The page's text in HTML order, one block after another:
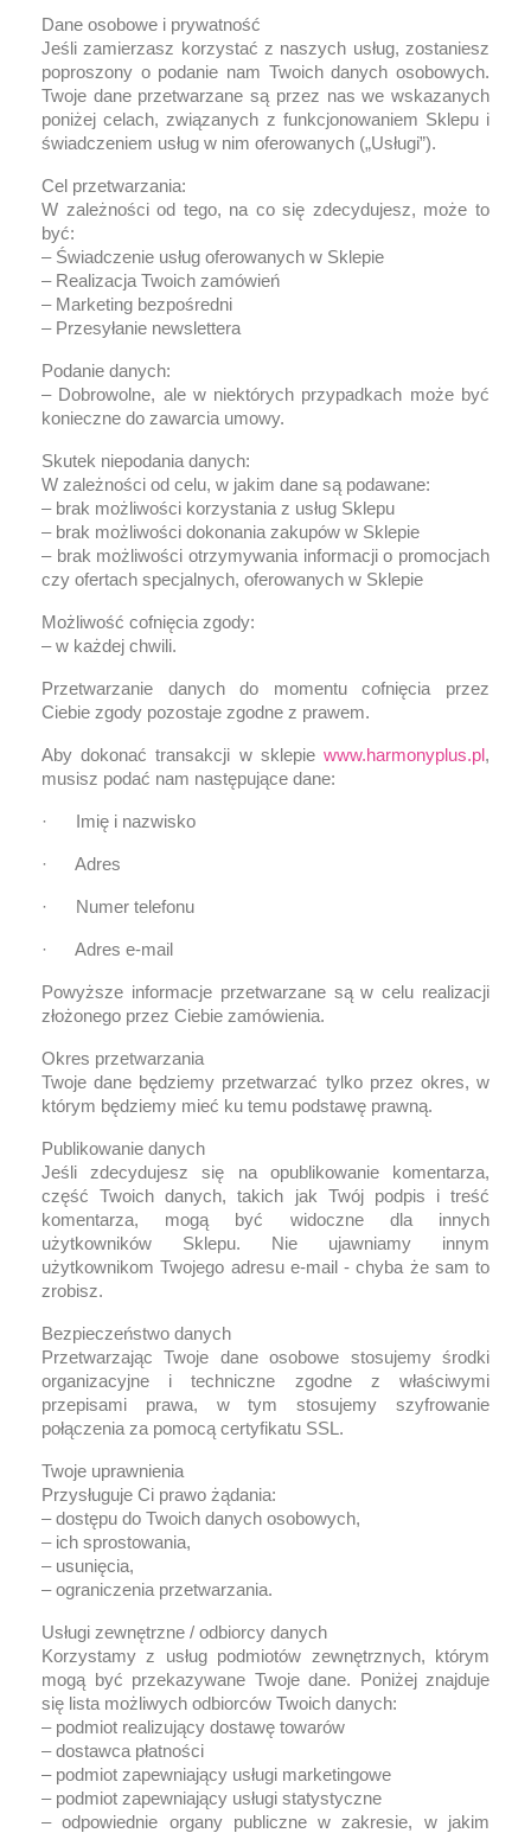
Dane osobowe i prywatność
Jeśli zamierzasz korzystać z naszych usług, zostaniesz
poproszony o podanie nam Twoich danych osobowych.
Twoje dane przetwarzane są przez nas we wskazanych
poniżej celach, związanych z funkcjonowaniem Sklepu i
świadczeniem usług w nim oferowanych („Usługi”).
Cel przetwarzania:
W zależności od tego, na co się zdecydujesz, może to
być:
– Świadczenie usług oferowanych w Sklepie
– Realizacja Twoich zamówień
– Marketing bezpośredni
– Przesyłanie newslettera
Podanie danych:
– Dobrowolne, ale w niektórych przypadkach może być
konieczne do zawarcia umowy.
Skutek niepodania danych:
W zależności od celu, w jakim dane są podawane:
– brak możliwości korzystania z usług Sklepu
– brak możliwości dokonania zakupów w Sklepie
– brak możliwości otrzymywania informacji o promocjach
czy ofertach specjalnych, oferowanych w Sklepie
Możliwość cofnięcia zgody:
– w każdej chwili.
Przetwarzanie danych do momentu cofnięcia przez
Ciebie zgody pozostaje zgodne z prawem.
Aby dokonać transakcji w sklepie www.harmonyplus.pl,
musisz podać nam następujące dane:
· Imię i nazwisko
· Adres
· Numer telefonu
· Adres e-mail
Powyższe informacje przetwarzane są w celu realizacji
złożonego przez Ciebie zamówienia.
Okres przetwarzania
Twoje dane będziemy przetwarzać tylko przez okres, w
którym będziemy mieć ku temu podstawę prawną.
Publikowanie danych
Jeśli zdecydujesz się na opublikowanie komentarza,
część Twoich danych, takich jak Twój podpis i treść
komentarza, mogą być widoczne dla innych
użytkowników Sklepu. Nie ujawniamy innym
użytkownikom Twojego adresu e-mail - chyba że sam to
zrobisz.
Bezpieczeństwo danych
Przetwarzając Twoje dane osobowe stosujemy środki
organizacyjne i techniczne zgodne z właściwymi
przepisami prawa, w tym stosujemy szyfrowanie
połączenia za pomocą certyfikatu SSL.
Twoje uprawnienia
Przysługuje Ci prawo żądania:
– dostępu do Twoich danych osobowych,
– ich sprostowania,
– usunięcia,
– ograniczenia przetwarzania.
Usługi zewnętrzne / odbiorcy danych
Korzystamy z usług podmiotów zewnętrznych, którym
mogą być przekazywane Twoje dane. Poniżej znajduje
się lista możliwych odbiorców Twoich danych:
– podmiot realizujący dostawę towarów
– dostawca płatności
– podmiot zapewniający usługi marketingowe
– podmiot zapewniający usługi statystyczne
– odpowiednie organy publiczne w zakresie, w jakim